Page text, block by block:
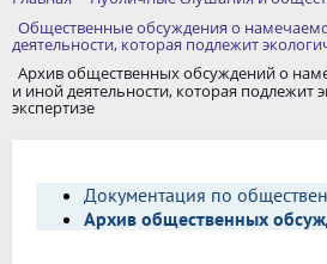
Общественные обсуждения о
деятельности, которая подлежит
Архив общественных обсуждений о
и иной деятельности, которая подлежит
экспертизе
Документация по
Архив общественных